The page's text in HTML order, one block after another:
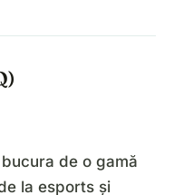
de o gamă
la esports și